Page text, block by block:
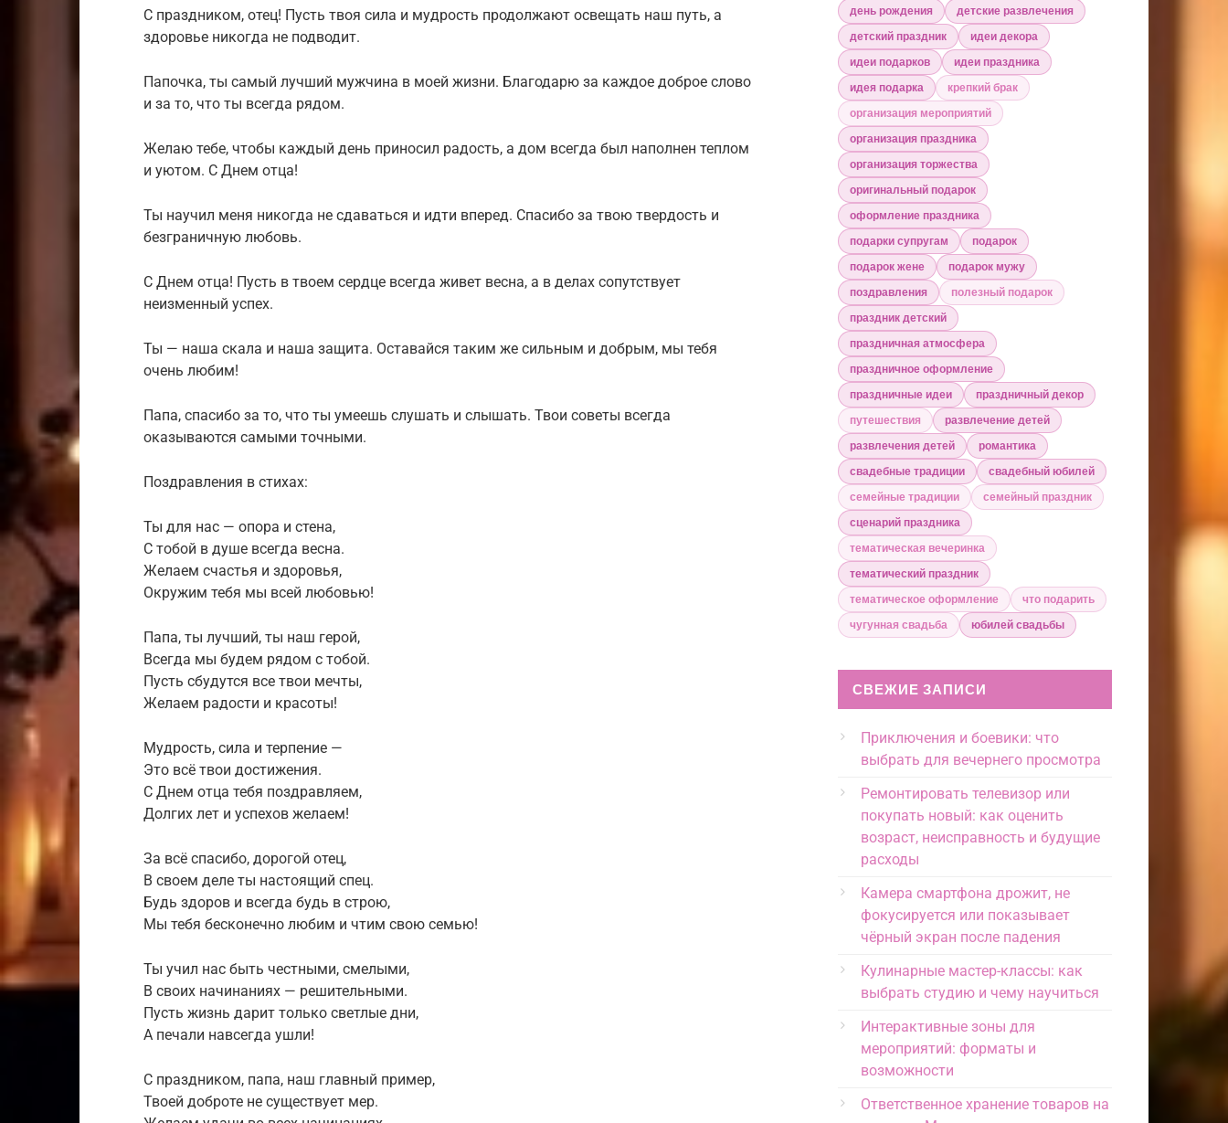
С праздником, отец! Пусть твоя сила и мудрость продолжают освещать наш путь, а
здоровье никогда не подводит.
Папочка, ты самый лучший мужчина в моей жизни. Благодарю за каждое доброе слово
и за то, что ты всегда рядом.
Желаю тебе, чтобы каждый день приносил радость, а дом всегда был наполнен теплом
и уютом. С Днем отца!
Ты научил меня никогда не сдаваться и идти вперед. Спасибо за твою твердость и
безграничную любовь.
С Днем отца! Пусть в твоем сердце всегда живет весна, а в делах сопутствует
неизменный успех.
Ты — наша скала и наша защита. Оставайся таким же сильным и добрым, мы тебя
очень любим!
Папа, спасибо за то, что ты умеешь слушать и слышать. Твои советы всегда
оказываются самыми точными.
Поздравления в стихах:
Ты для нас — опора и стена,
С тобой в душе всегда весна.
Желаем счастья и здоровья,
Окружим тебя мы всей любовью!
Папа, ты лучший, ты наш герой,
Всегда мы будем рядом с тобой.
Пусть сбудутся все твои мечты,
Желаем радости и красоты!
Мудрость, сила и терпение —
Это всё твои достижения.
С Днем отца тебя поздравляем,
Долгих лет и успехов желаем!
За всё спасибо, дорогой отец,
В своем деле ты настоящий спец.
Будь здоров и всегда будь в строю,
Мы тебя бесконечно любим и чтим свою семью!
Ты учил нас быть честными, смелыми,
В своих начинаниях — решительными.
Пусть жизнь дарит только светлые дни,
А печали навсегда ушли!
С праздником, папа, наш главный пример,
Твоей доброте не существует мер.
день рождения
детские развлечения
детский праздник
идеи декора
идеи подарков
идеи праздника
идея подарка
крепкий брак
организация мероприятий
организация праздника
организация торжества
оригинальный подарок
оформление праздника
подарки супругам
подарок
подарок жене
подарок мужу
поздравления
полезный подарок
праздник детский
праздничная атмосфера
праздничное оформление
праздничные идеи
праздничный декор
путешествия
развлечение детей
развлечения детей
романтика
свадебные традиции
свадебный юбилей
семейные традиции
семейный праздник
сценарий праздника
тематическая вечеринка
тематический праздник
тематическое оформление
что подарить
чугунная свадьба
юбилей свадьбы
СВЕЖИЕ ЗАПИСИ
Приключения и боевики: что
выбрать для вечернего просмотра
Ремонтировать телевизор или
покупать новый: как оценить
возраст, неисправность и будущие
расходы
Камера смартфона дрожит, не
фокусируется или показывает
чёрный экран после падения
Кулинарные мастер-классы: как
выбрать студию и чему научиться
Интерактивные зоны для
мероприятий: форматы и
возможности
Ответственное хранение товаров на